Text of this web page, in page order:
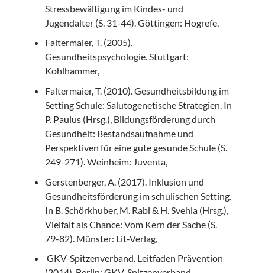
Stressbewältigung im Kindes- und
Jugendalter (S. 31-44). Göttingen: Hogrefe,
Faltermaier, T. (2005).
Gesundheitspsychologie. Stuttgart:
Kohlhammer,
Faltermaier, T. (2010). Gesundheitsbildung im
Setting Schule: Salutogenetische Strategien. In
P. Paulus (Hrsg.), Bildungsförderung durch
Gesundheit: Bestandsaufnahme und
Perspektiven für eine gute gesunde Schule (S.
249-271). Weinheim: Juventa,
Gerstenberger, A. (2017). Inklusion und
Gesundheitsförderung im schulischen Setting.
In B. Schörkhuber, M. Rabl & H. Svehla (Hrsg.),
Vielfalt als Chance: Vom Kern der Sache (S.
79-82). Münster: Lit-Verlag,
GKV-Spitzenverband. Leitfaden Prävention